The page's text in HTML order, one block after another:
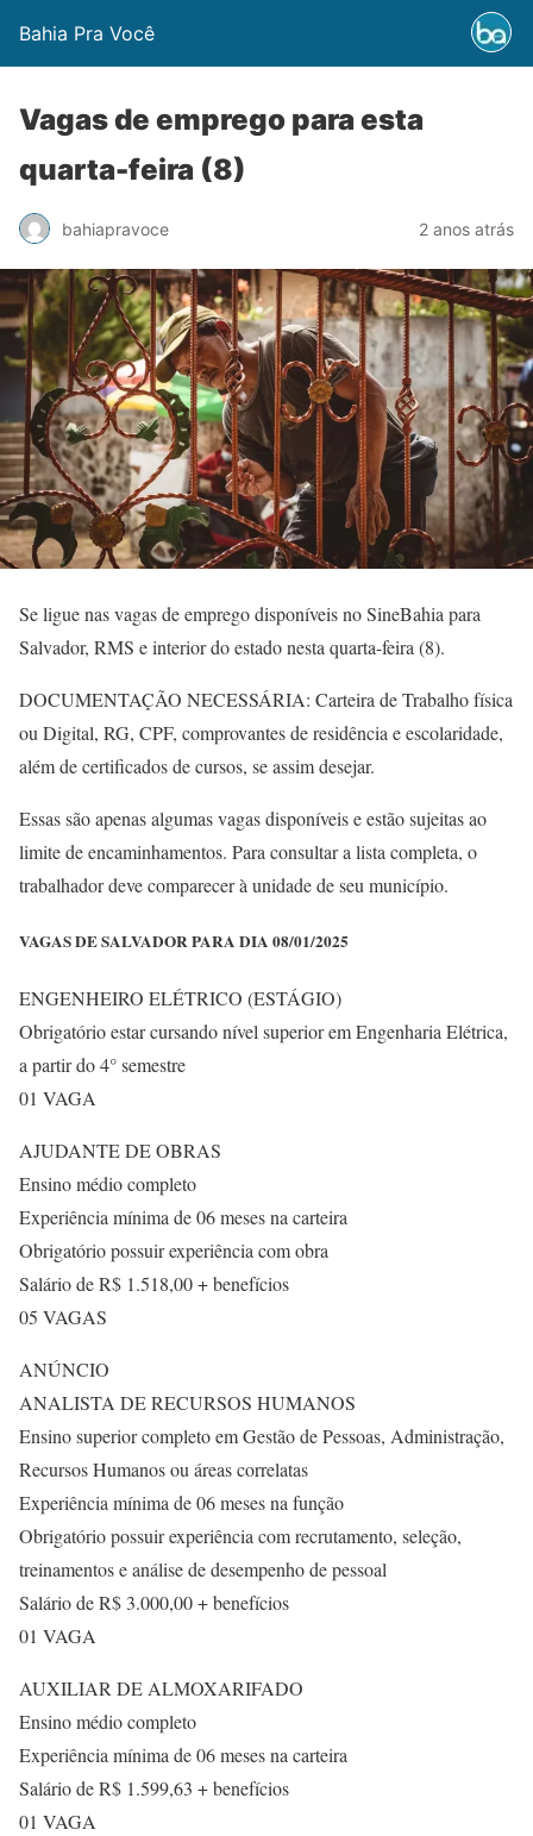
Bahia Pra Você
Vagas de emprego para esta
quarta-feira (8)
bahiapravoce 2 anos atrás
Se ligue nas vagas de emprego disponíveis no SineBahia para
Salvador, RMS e interior do estado nesta quarta-feira (8).
DOCUMENTAÇÃO NECESSÁRIA: Carteira de Trabalho física
ou Digital, RG, CPF, comprovantes de residência e escolaridade,
além de certificados de cursos, se assim desejar.
Essas são apenas algumas vagas disponíveis e estão sujeitas ao
limite de encaminhamentos. Para consultar a lista completa, o
trabalhador deve comparecer à unidade de seu município.
VAGAS DE SALVADOR PARA DIA 08/01/2025
ENGENHEIRO ELÉTRICO (ESTÁGIO)
Obrigatório estar cursando nível superior em Engenharia Elétrica,
a partir do 4° semestre
01 VAGA
AJUDANTE DE OBRAS
Ensino médio completo
Experiência mínima de 06 meses na carteira
Obrigatório possuir experiência com obra
Salário de R$ 1.518,00 + benefícios
05 VAGAS
ANÚNCIO
ANALISTA DE RECURSOS HUMANOS
Ensino superior completo em Gestão de Pessoas, Administração,
Recursos Humanos ou áreas correlatas
Experiência mínima de 06 meses na função
Obrigatório possuir experiência com recrutamento, seleção,
treinamentos e análise de desempenho de pessoal
Salário de R$ 3.000,00 + benefícios
01 VAGA
AUXILIAR DE ALMOXARIFADO
Ensino médio completo
Experiência mínima de 06 meses na carteira
Salário de R$ 1.599,63 + benefícios
01 VAGA